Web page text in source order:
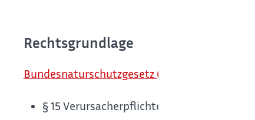
Rechtsgrundlage
Bundesnaturschutzgesetz (BNatSchG)
§ 15 Verursacherpflichten, Unzulässigkeit